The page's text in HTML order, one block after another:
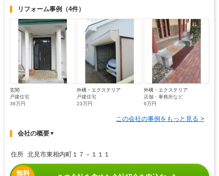
リフォーム事例 （4件）
玄関
戸建住宅
36万円
外構・エクステリア
戸建住宅
23万円
外構・エクステリア
店舗・事務所など
6万円
この会社の事例をもっと見る >
会社の概要▼
住所 北見市東相内町１７－１１１
無料